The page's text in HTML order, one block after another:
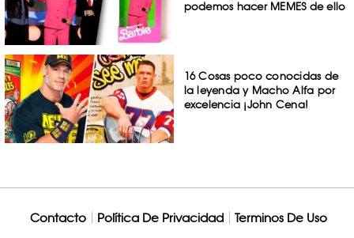
podemos hacer MEMES de ello
16 Cosas poco conocidas de
la leyenda y Macho Alfa por
excelencia ¡John Cena!
Contacto Política De Privacidad Terminos De Uso